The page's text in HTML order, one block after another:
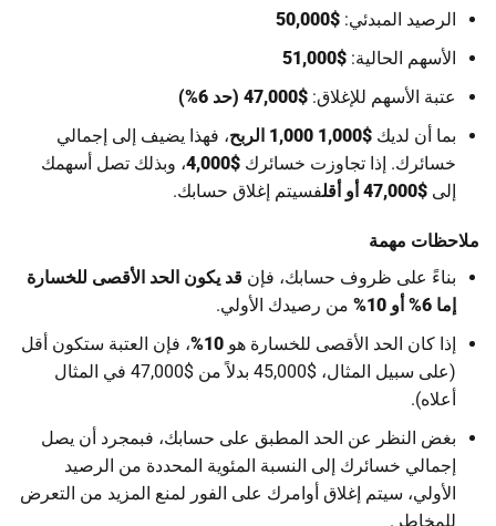
الرصيد المبدئي: $50,000
الأسهم الحالية: $51,000
عتبة الأسهم للإغلاق: $47,000 (حد 6%)
بما أن لديك $1,000 1,000 الربح
، فهذا يضيف إلى إجمالي
خسائرك. إذا تجاوزت خسائرك $4,000
، وبذلك تصل أسهمك
إلى $47,000 أو أقل فسيتم إغلاق حسابك.
ملاحظات مهمة
بناءً على ظروف حسابك، فإن قد يكون الحد الأقصى للخسارة
إما 6% أو 10%
من رصيدك الأولي.
إذا كان الحد الأقصى للخسارة هو 10%
، فإن العتبة ستكون أقل
(على سبيل المثال، $45,000 بدلاً من $47,000 في المثال
أعلاه).
بغض النظر عن الحد المطبق على حسابك، فبمجرد أن يصل
إجمالي خسائرك إلى النسبة المئوية المحددة من الرصيد
الأولي، سيتم إغلاق أوامرك على الفور لمنع المزيد من التعرض
للمخاطر.